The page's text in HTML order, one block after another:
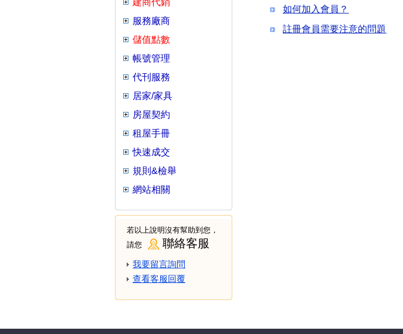
建商代銷
服務廠商
儲值點數
帳號管理
代刊服務
居家/家具
房屋契約
租屋手冊
快速成交
規則&檢舉
網站相關
若以上說明沒有幫助到您，
請您
聯絡客服
我要留言詢問
查看客服回覆
如何加入會員？
註冊會員需要注意的問題